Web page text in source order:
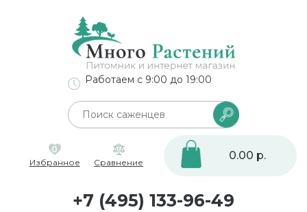
Работаем с 9:00 до 19:00
0
Избранное
Сравнение
0.00 р.
+7 (495) 133-96-49